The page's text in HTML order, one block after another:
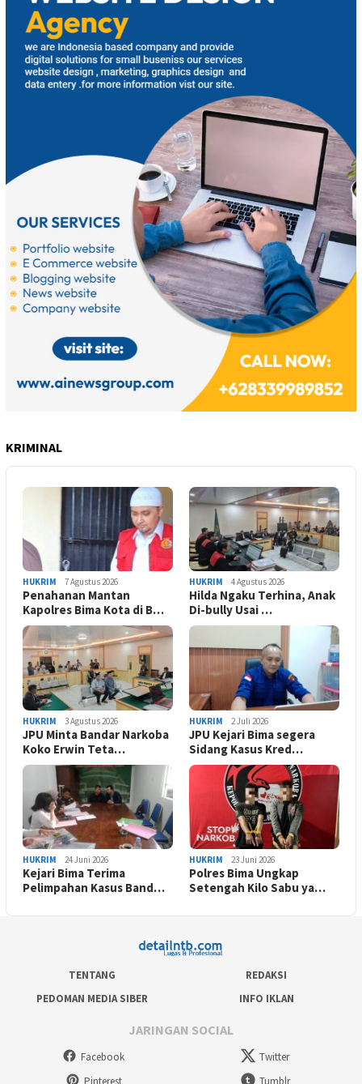
KRIMINAL
HUKRIM 7 Agustus 2026
Penahanan Mantan
Kapolres Bima Kota di B…
HUKRIM 4 Agustus 2026
Hilda Ngaku Terhina, Anak
Di-bully Usai …
HUKRIM 3 Agustus 2026
JPU Minta Bandar Narkoba
Koko Erwin Teta…
HUKRIM 2 Juli 2026
JPU Kejari Bima segera
Sidang Kasus Kred…
HUKRIM 24 Juni 2026
Kejari Bima Terima
Pelimpahan Kasus Band…
HUKRIM 23 Juni 2026
Polres Bima Ungkap
Setengah Kilo Sabu ya…
TENTANG
REDAKSI
PEDOMAN MEDIA SIBER
INFO IKLAN
JARINGAN SOCIAL
Facebook
Twitter
Pinterest
Tumblr